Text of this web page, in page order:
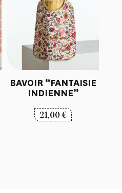
BAVOIR “FANTAISIE
INDIENNE”
21,00€